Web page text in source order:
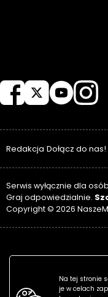
Redakcja Dołącz do nas!
Serwis wyłącznie dla
Graj odpowiedzialnie.
Copyright © 2026
Na tej stronie
je w celach